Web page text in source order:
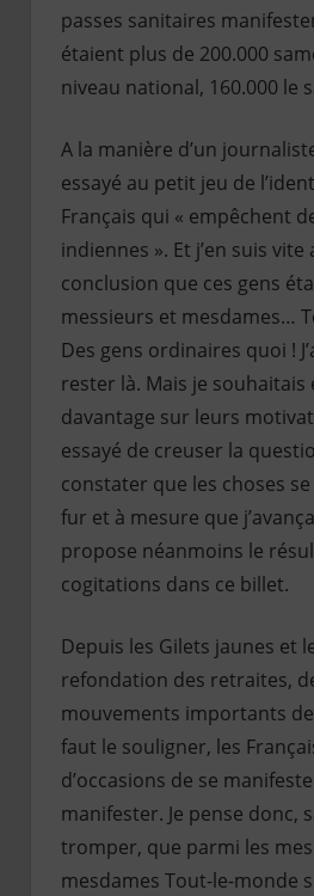
passes sanitaires
étaient plus de 200.000
niveau national, 160.000 le
A la manière d’un
essayé au petit jeu de
Français qui « empêchent
indiennes ». Et j’en suis vite
conclusion que ces gens
messieurs et mesdames…
Des gens ordinaires quoi !
rester là. Mais je souhaitais
davantage sur leurs
essayé de creuser la
constater que les choses
fur et à mesure que
propose néanmoins le
cogitations dans ce billet.
Depuis les Gilets jaunes et
refondation des retraites,
mouvements importants
faut le souligner, les
d’occasions de se
manifester. Je pense donc,
tromper, que parmi les
mesdames Tout-le-monde